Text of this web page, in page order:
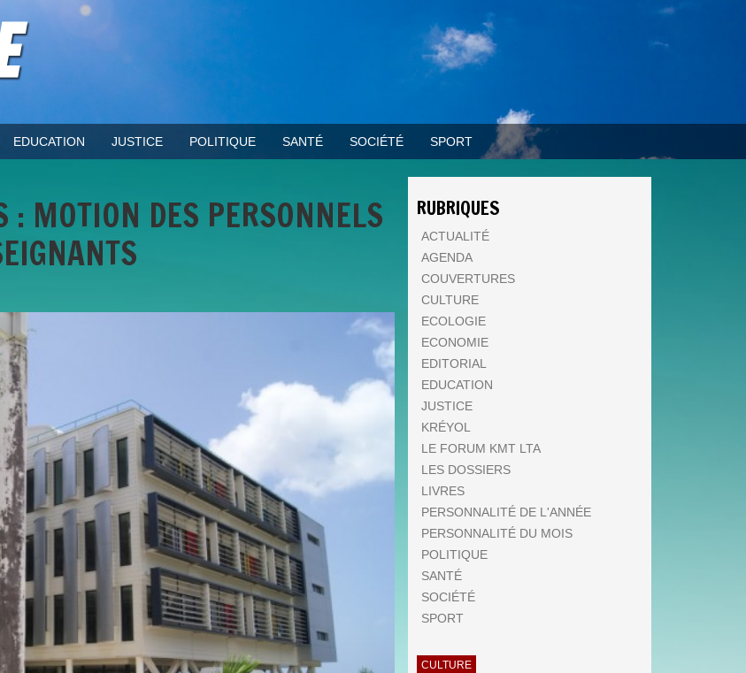
EDUCATION JUSTICE POLITIQUE SANTÉ SOCIÉTÉ SPORT
: MOTION DES PERSONNELS
RUBRIQUES
ACTUALITÉ
AGENDA
COUVERTURES
CULTURE
ECOLOGIE
ECONOMIE
EDITORIAL
EDUCATION
JUSTICE
KRÉYOL
LE FORUM KMT LTA
LES DOSSIERS
LIVRES
PERSONNALITÉ DE L'ANNÉE
PERSONNALITÉ DU MOIS
POLITIQUE
SANTÉ
SOCIÉTÉ
SPORT
CULTURE